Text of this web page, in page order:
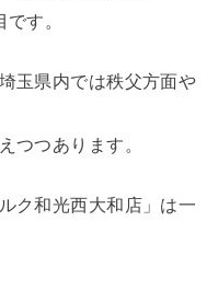
す。
玉県内では秩父方面や
つつあります。
ク和光西大和店」は一